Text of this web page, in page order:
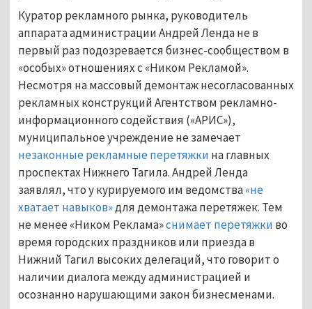
Куратор рекламного рынка, руководитель
аппарата администрации Андрей Ленда не в
первый раз подозревается бизнес-сообществом в
«особых» отношениях с «Ником Рекламой».
Несмотря на массовый демонтаж несогласованных
рекламных конструкций Агентством рекламно-
информационного содействия («АРИС»),
муниципальное учреждение не замечает
незаконные рекламные перетяжки на главных
проспектах Нижнего Тагила. Андрей Ленда
заявлял, что у курируемого им ведомства«не
хватает навыков»для демонтажа перетяжек. Тем
не менее «Ником Реклама»снимает перетяжки во
время городских праздников или приезда в
Нижний Тагил высоких делегаций, что говорит о
наличии диалога между администрацией и
осознанно нарушающими закон бизнесменами.